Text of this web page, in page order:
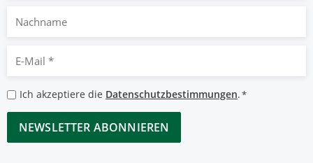
Nachname
Mail
*
Datenschutzbestimmungen
*
Ich akzeptiere die Datenschutzbestimmungen.*
CAPTCHA